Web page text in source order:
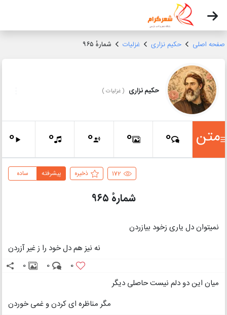
صفحه اصلی حکیم نزاری غزلیات شمارهٔ ۹۶۵
حکیم نزاری (غزلیات)
متن 0
0
0
0
0
172 ذخیره ساده پیشرفته
شمارهٔ ۹۶۵
نمیتوان دل یاری زخود بیازردن
نه نیز هم دل خود را ز غیر آزردن
0
0
0
میان این دو دلم نیست حاصلی دیگر
مگر مناظره ای کردن و غمی خوردن